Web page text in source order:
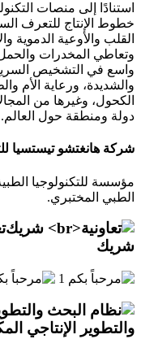
خطوط الإنتاج للتعرف
القلب والأوعية الدموية
وتعاطي المخدرات
واسع في التشخيص
والشديدة، ورعاية الأم
دولة ومنطقة حول العالم.
شركة هانغتشو تيستسيا
مؤسسة للتكنولوجيا
الطبي المختبري.
شريك
والتطوير الإنتاجي